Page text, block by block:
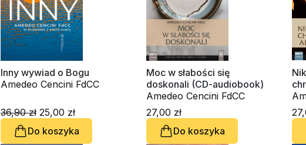
Inny wywiad o Bogu
Amedeo Cencini FdCC
36,90 zł 25,00 zł
Do koszyka
Moc w słabości się
doskonali (CD-audiobook)
Amedeo Cencini FdCC
27,00 zł
Do koszyka